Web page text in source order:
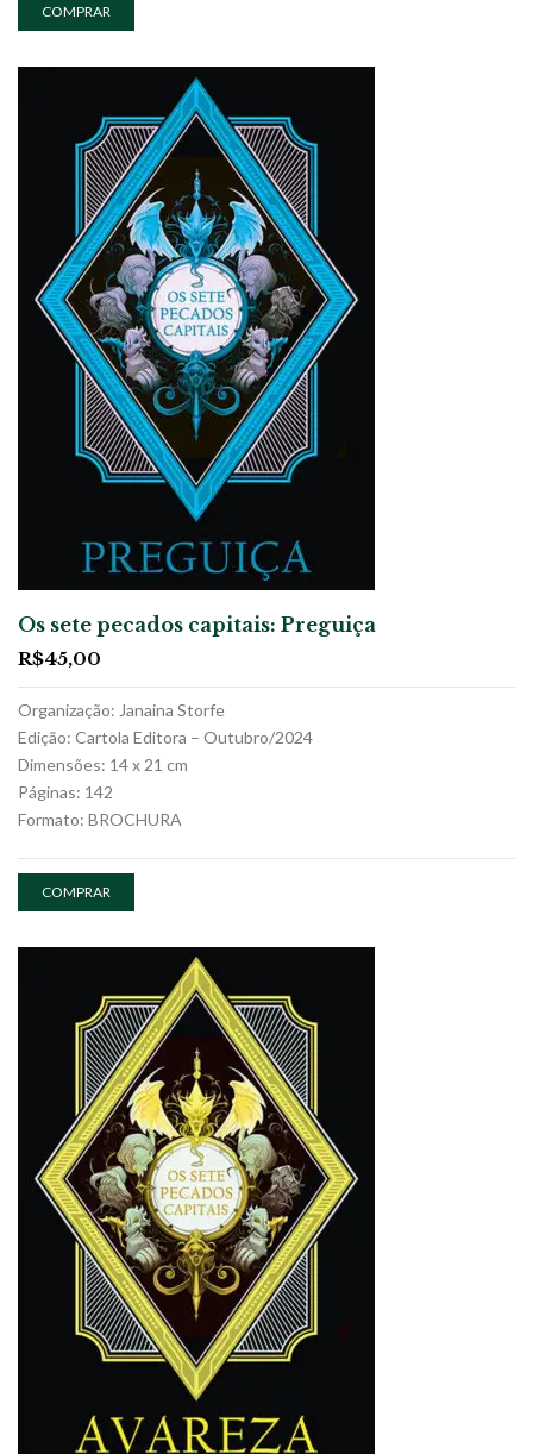
COMPRAR
Os sete pecados capitais: Preguiça
R$45,00
Organização: Janaina Storfe
Edição: Cartola Editora – Outubro/2024
Dimensões: 14 x 21 cm
Páginas: 142
Formato: BROCHURA
COMPRAR